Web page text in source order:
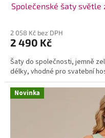
Společenské šaty světle
2 058 Kč bez DPH
2 490 Kč
Šaty do společnosti, jemně
délky, vhodné pro svatební
Novinka